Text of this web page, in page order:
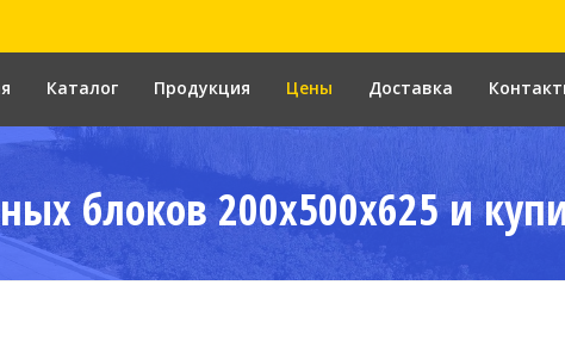
Каталог Продукция Цены Доставка
блоков 200x500x625 и